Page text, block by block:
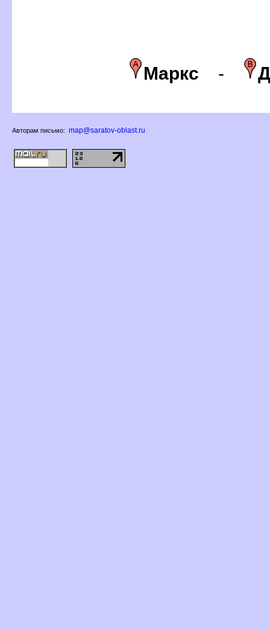
Маркс -
Авторам письмо: map@saratov-oblast.ru